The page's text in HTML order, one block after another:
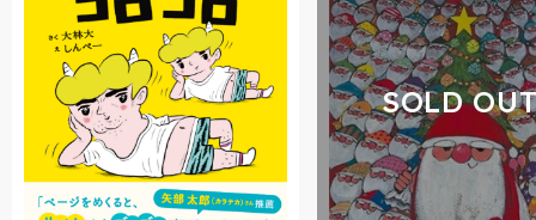
SOLD